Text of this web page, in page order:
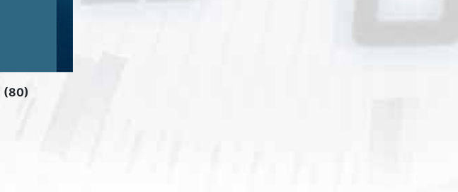
(80)